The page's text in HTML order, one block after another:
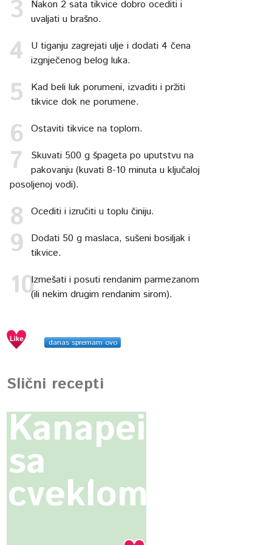
Nakon 2 sata tikvice dobro ocediti i
uvaljati u brašno.
U tiganju zagrejati ulje i dodati 4 čena
izgnječenog belog luka.
Kad beli luk porumeni, izvaditi i pržiti
tikvice dok ne porumene.
Ostaviti tikvice na toplom.
Skuvati 500 g špageta po uputstvu na
pakovanju (kuvati 8-10 minuta u ključaloj
posoljenoj vodi).
Ocediti i izručiti u toplu činiju.
Dodati 50 g maslaca, sušeni bosiljak i
tikvice.
Izmešati i posuti rendanim parmezanom
(ili nekim drugim rendanim sirom).
danas spremam ovo
Slični recepti
Kanapei
sa
cveklom